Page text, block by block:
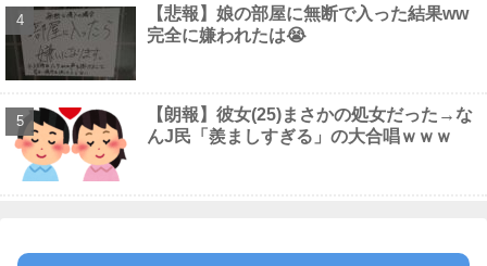
【悲報】娘の部屋に無断で入った結果ww
完全に嫌われたは😭
【朗報】彼女(25)まさかの処女だった→な
んJ民「羨ましすぎる」の大合唱ｗｗｗ